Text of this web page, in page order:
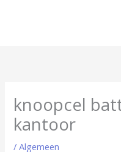
knoopcel
kantoor
/Algemeen